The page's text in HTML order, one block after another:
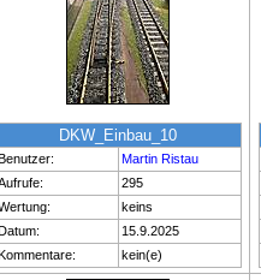
DKW_Einbau_10
Martin Ristau
295
keins
15.9.2025
kein(e)